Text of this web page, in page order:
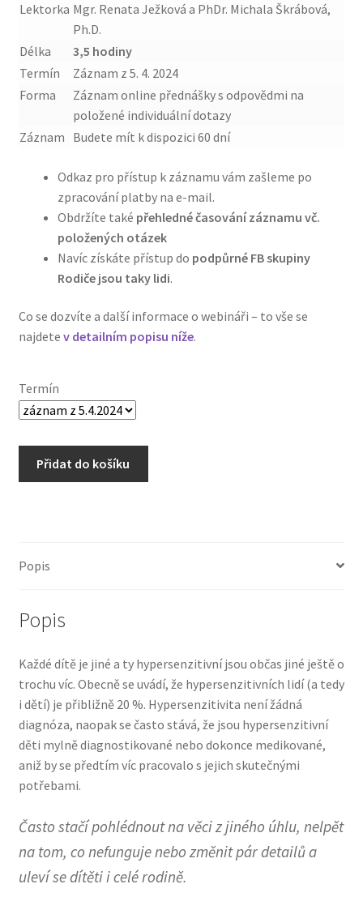
Lektorka Mgr. Renata Ježková a PhDr. Michala Škrábová,
Ph.D.
Délka
3,5 hodiny
Termín
Záznam z 5. 4. 2024
Forma
Záznam online přednášky s odpovědmi na
položené individuální dotazy
Záznam Budete mít k dispozici 60 dní
Odkaz pro přístup k záznamu vám zašleme po
zpracování platby na e-mail.
Obdržíte také přehledné časování záznamu vč.
položených otázek
Navíc získáte přístup do podpůrné FB skupiny
Rodiče jsou taky lidi.
Co se dozvíte a další informace o webináři – to vše se
najdete v detailním popisu níže.
Termín
Přidat do košíku
Popis
Popis
Každé dítě je jiné a ty hypersenzitivní jsou občas jiné ještě o
trochu víc. Obecně se uvádí, že hypersenzitivních lidí (a tedy
i dětí) je přibližně 20 %. Hypersenzitivita není žádná
diagnóza, naopak se často stává, že jsou hypersenzitivní
děti mylně diagnostikované nebo dokonce medikované,
aniž by se předtím víc pracovalo s jejich skutečnými
potřebami.
Často stačí pohlédnout na věci z jiného úhlu, nelpět
na tom, co nefunguje nebo změnit pár detailů a
uleví se dítěti i celé rodině.